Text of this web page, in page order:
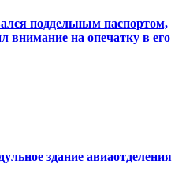
поддельным паспортом,
внимание на опечатку в его
здание авиаотделения